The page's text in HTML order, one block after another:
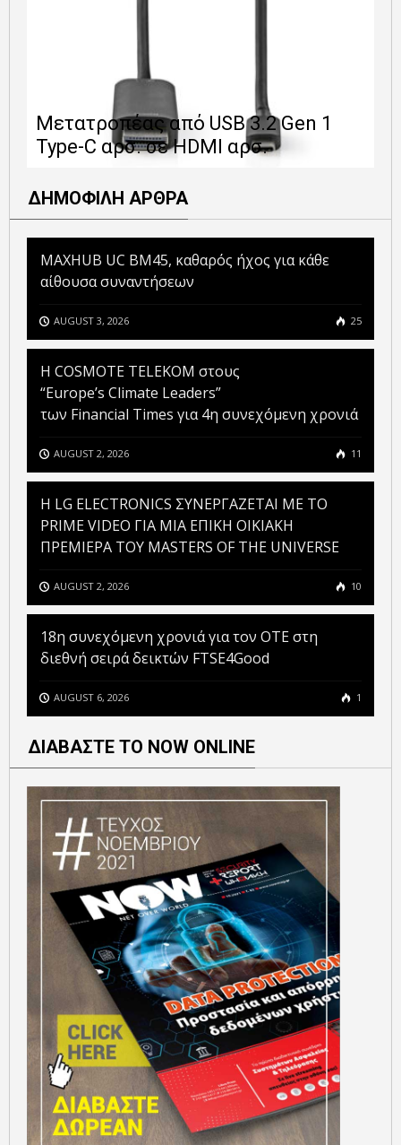
Μετατροπέας από USB 3.2 Gen 1
Type-C αρσ. σε HDMI αρσ.
ΔΗΜΟΦΙΛΗ ΑΡΘΡΑ
MAXHUB UC BM45, καθαρός ήχος για κάθε
αίθουσα συναντήσεων
AUGUST 3, 2026 25
Η COSMOTE TELEKOM στους
“Europe’s Climate Leaders”
των Financial Times για 4η συνεχόμενη χρονιά
AUGUST 2, 2026 11
H LG ELECTRONICS ΣΥΝΕΡΓΑΖΕΤΑΙ ΜΕ ΤΟ
PRIME VIDEO ΓΙΑ ΜΙΑ ΕΠΙΚΗ ΟΙΚΙΑΚΗ
ΠΡΕΜΙΕΡΑ ΤΟΥ MASTERS OF THE UNIVERSE
AUGUST 2, 2026 10
18η συνεχόμενη χρονιά για τον ΟΤΕ στη
διεθνή σειρά δεικτών FTSE4Good
AUGUST 6, 2026 1
ΔΙΑΒΑΣΤΕ ΤΟ NOW ONLINE